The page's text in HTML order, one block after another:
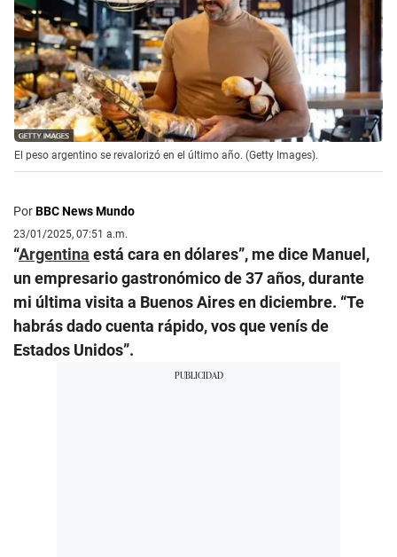
El peso argentino se revalorizó en el último año. (Getty Images).
PorBBC News Mundo
23/01/2025, 07:51 a.m.
“Argentina está cara en dólares”, me dice Manuel,
un empresario gastronómico de 37 años, durante
mi última visita a Buenos Aires en diciembre. “Te
habrás dado cuenta rápido, vos que venís de
Estados Unidos”.